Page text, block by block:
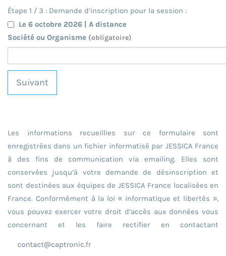
Étape 1 / 3 : Demande d’inscription pour la session :
Le 6 octobre 2026 | A distance
Société ou Organisme (obligatoire)
Suivant
Les informations recueillies sur ce formulaire sont
enregistrées dans un fichier informatisé par JESSICA France
à des fins de communication via emailing. Elles sont
conservées jusqu’à votre demande de désinscription et
sont destinées aux équipes de JESSICA France localisées en
France. Conformément à la loi « informatique et libertés »,
vous pouvez exercer votre droit d’accès aux données vous
concernant et les faire rectifier en contactant